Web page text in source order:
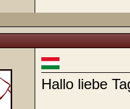
Hallo liebe